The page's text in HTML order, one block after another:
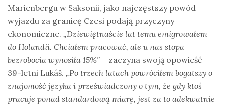
Marienbergu w Saksonii, jako najczęstszy powód
wyjazdu za granicę Czesi podają przyczyny
ekonomiczne. „Dziewiętnaście lat temu emigrowałem
do Holandii. Chciałem pracować, ale u nas stopa
bezrobocia wynosiła 15%” – zaczyna swoją opowieść
39-letni Lukáš. „Po trzech latach powróciłem bogatszy o
znajomość języka i przeświadczony o tym, że gdy ktoś
pracuje ponad standardową miarę, jest za to adekwatnie